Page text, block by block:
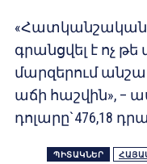
«Հատկանշական
գրանցվել է ոչ
մարզերում
աճի հաշվին», –
դոլարը`476,18
ՊԻՏԱԿՆԵՐ